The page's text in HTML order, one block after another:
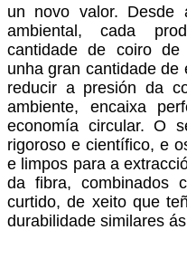
un novo valor. Desde
ambiental, cada
cantidade de coiro
unha gran cantidade de
reducir a presión da
ambiente, encaixa
economía circular. O
rigoroso e científico, e
e limpos para a
da fibra, combinados
curtido, de xeito que
durabilidade similares